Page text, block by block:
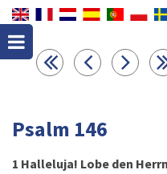
Psalm 146
1 Halleluja! Lobe den